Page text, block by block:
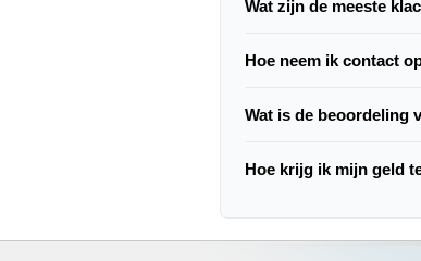
Wat zijn de meeste
Hoe neem ik contact
Wat is de beoordeling
Hoe krijg ik mijn geld